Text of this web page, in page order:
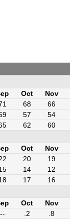
Oct Nov
68 66
57 54
62 60
Oct Nov
20 19
14 12
17 16
Oct Nov
-- .2 .8